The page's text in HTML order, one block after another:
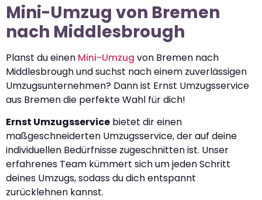
Mini-Umzug von Bremen
nach Middlesbrough
Planst du einen Mini-Umzug von Bremen nach
Middlesbrough und suchst nach einem zuverlässigen
Umzugsunternehmen? Dann ist Ernst Umzugsservice
aus Bremen die perfekte Wahl für dich!
Ernst Umzugsservice bietet dir einen
maßgeschneiderten Umzugsservice, der auf deine
individuellen Bedürfnisse zugeschnitten ist. Unser
erfahrenes Team kümmert sich um jeden Schritt
deines Umzugs, sodass du dich entspannt
zurücklehnen kannst.